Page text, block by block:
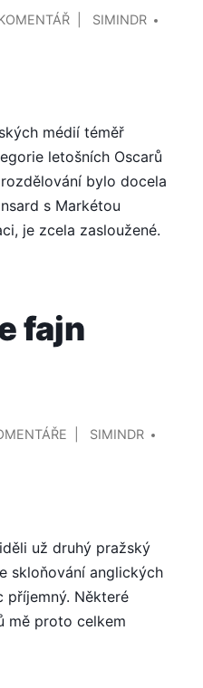
NA
KATEGORII
SIMINDR
médií téměř
letošních Oscarů
bylo docela
s Markétou
je zcela zasloužené.
fajn
REA
JE
CHLAPÍK
SIMINDR
už druhý pražský
skloňování anglických
příjemný. Některé
mě proto celkem